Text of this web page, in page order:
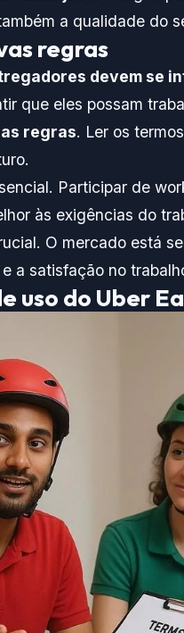
a qualidade do
regras
devem se
que eles possam
regras. Ler os
Participar de
às exigências do
O mercado está
e a satisfação no
uso do Uber